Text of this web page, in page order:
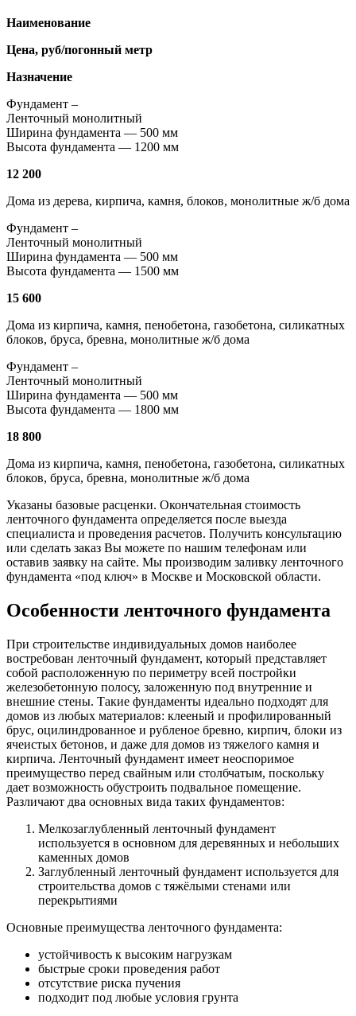
Наименование
Цена, руб/погонный метр
Назначение
Фундамент –
Ленточный монолитный
Ширина фундамента — 500 мм
Высота фундамента — 1200 мм
12 200
Дома из дерева, кирпича, камня, блоков, монолитные ж/б дома
Фундамент –
Ленточный монолитный
Ширина фундамента — 500 мм
Высота фундамента — 1500 мм
15 600
Дома из кирпича, камня, пенобетона, газобетона, силикатных
блоков, бруса, бревна, монолитные ж/б дома
Фундамент –
Ленточный монолитный
Ширина фундамента — 500 мм
Высота фундамента — 1800 мм
18 800
Дома из кирпича, камня, пенобетона, газобетона, силикатных
блоков, бруса, бревна, монолитные ж/б дома
Указаны базовые расценки. Окончательная стоимость
ленточного фундамента определяется после выезда
специалиста и проведения расчетов. Получить консультацию
или сделать заказ Вы можете по нашим телефонам или
оставив заявку на сайте. Мы производим заливку ленточного
фундамента «под ключ» в Москве и Московской области.
Особенности ленточного фундамента
При строительстве индивидуальных домов наиболее
востребован ленточный фундамент, который представляет
собой расположенную по периметру всей постройки
железобетонную полосу, заложенную под внутренние и
внешние стены. Такие фундаменты идеально подходят для
домов из любых материалов: клееный и профилированный
брус, оцилиндрованное и рубленое бревно, кирпич, блоки из
ячеистых бетонов, и даже для домов из тяжелого камня и
кирпича. Ленточный фундамент имеет неоспоримое
преимущество перед свайным или столбчатым, поскольку
дает возможность обустроить подвальное помещение.
Различают два основных вида таких фундаментов:
Мелкозаглубленный ленточный фундамент
используется в основном для деревянных и небольших
каменных домов
Заглубленный ленточный фундамент используется для
строительства домов с тяжёлыми стенами или
перекрытиями
Основные преимущества ленточного фундамента:
устойчивость к высоким нагрузкам
быстрые сроки проведения работ
отсутствие риска пучения
подходит под любые условия грунта